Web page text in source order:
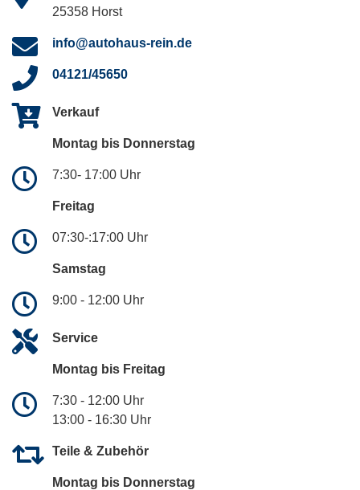
25358 Horst
info@autohaus-rein.de
04121/45650
Verkauf
Montag bis Donnerstag
7:30- 17:00 Uhr
Freitag
07:30-:17:00 Uhr
Samstag
9:00 - 12:00 Uhr
Service
Montag bis Freitag
7:30 - 12:00 Uhr
13:00 - 16:30 Uhr
Teile & Zubehör
Montag bis Donnerstag